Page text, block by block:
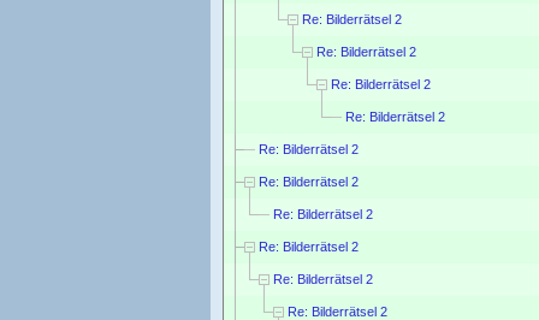
Re: Bilderrätsel 2
Re: Bilderrätsel 2
Re: Bilderrätsel 2
Re: Bilderrätsel 2
Re: Bilderrätsel 2
Re: Bilderrätsel 2
Re: Bilderrätsel 2
Re: Bilderrätsel 2
Re: Bilderrätsel 2
Re: Bilderrätsel 2